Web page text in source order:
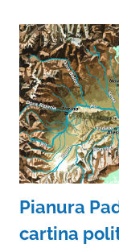
Pianura
cartina